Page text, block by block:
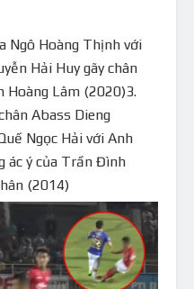
Ngô Hoàng Thịnh với
Hải Huy gãy chân
Hoàng Lâm (2020)3.
Abass Dieng
Ngọc Hải với Anh
ác ý của Trần Đình
(2014)